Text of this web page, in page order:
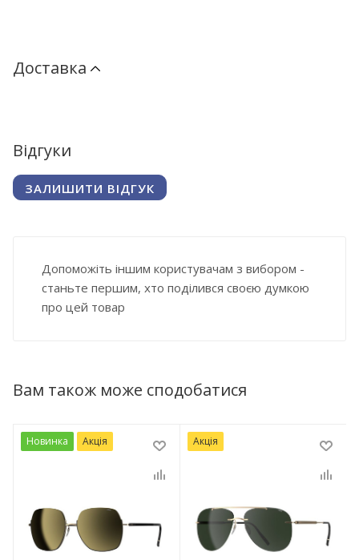
Доставка
Відгуки
ЗАЛИШИТИ ВІДГУК
Допоможіть іншим користувачам з вибором -
станьте першим, хто поділився своєю думкою
про цей товар
Вам також може сподобатися
Новинка Акція Акція